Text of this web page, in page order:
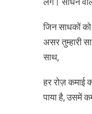
जिन साधकों
असर तुम्हारी
साथ,
हर रोज़ कमाई
पाया है, उसमें